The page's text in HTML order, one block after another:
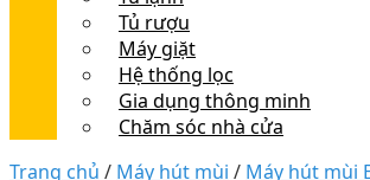
Tủ rượu
Máy giặt
Hệ thống lọc
Gia dụng thông minh
Chăm sóc nhà cửa
Trang chủ / Máy hút mùi / Máy hút mùi